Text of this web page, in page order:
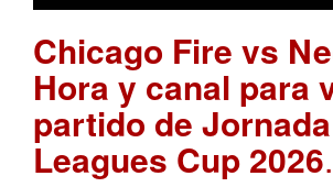
Chicago Fire vs
Hora y canal para
partido de
Leagues Cup 2026